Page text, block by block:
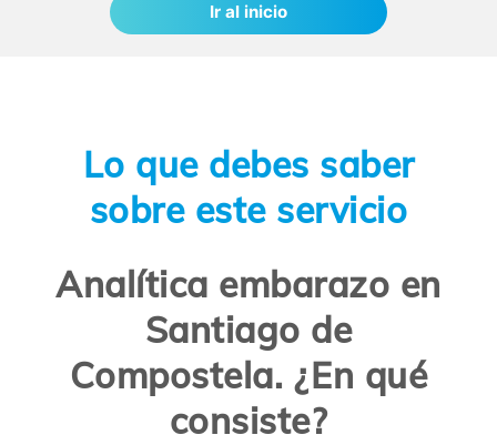
Ir al inicio
Lo que debes saber
sobre este servicio
Analítica embarazo en
Santiago de
Compostela. ¿En qué
consiste?